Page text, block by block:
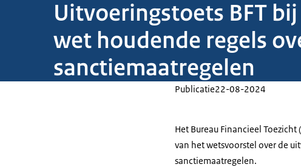
Uitvoeringstoets BFT
wet houdende regels
sanctiemaatregelen
Publicatie22-08-2024
Het Bureau Financieel
van het wetsvoorstel over de
sanctiemaatregelen.